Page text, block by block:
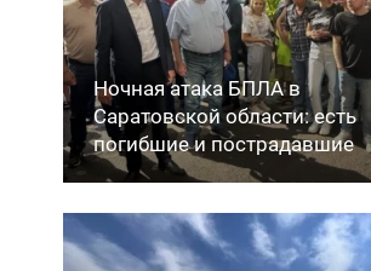
Ночная атака БПЛА в
Саратовской области: есть
погибшие и пострадавшие